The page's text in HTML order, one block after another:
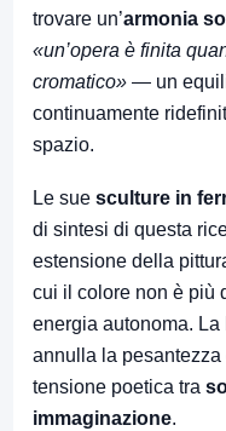
trovare un’armonia
«un’opera è finita
cromatico» — un
continuamente
spazio.
Le sue sculture in
di sintesi di questa
estensione della
cui il colore non è più
energia autonoma.
annulla la
tensione poetica tra
immaginazione.